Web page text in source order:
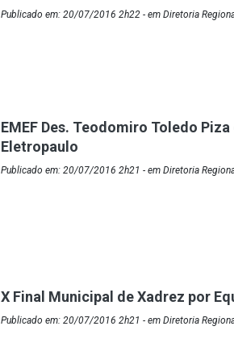
Publicado em: 20/07/2016 2h22 - em Diretoria
EMEF Des. Teodomiro Toledo
Eletropaulo
Publicado em: 20/07/2016 2h21 - em Diretoria
X Final Municipal de Xadrez por
Publicado em: 20/07/2016 2h21 - em Diretoria